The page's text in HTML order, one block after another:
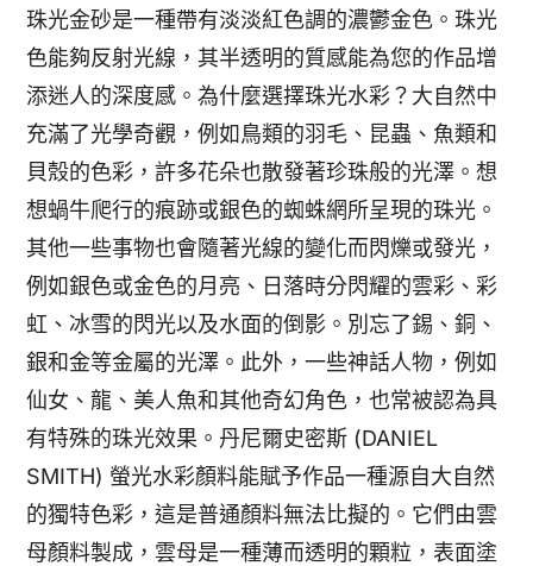
珠光金砂是一種帶有淡淡紅色調的濃鬱金色。珠光
色能夠反射光線，其半透明的質感能為您的作品增
添迷人的深度感。為什麼選擇珠光水彩？大自然中
充滿了光學奇觀，例如鳥類的羽毛、昆蟲、魚類和
貝殼的色彩，許多花朵也散發著珍珠般的光澤。想
想蝸牛爬行的痕跡或銀色的蜘蛛網所呈現的珠光。
其他一些事物也會隨著光線的變化而閃爍或發光，
例如銀色或金色的月亮、日落時分閃耀的雲彩、彩
虹、冰雪的閃光以及水面的倒影。別忘了錫、銅、
銀和金等金屬的光澤。此外，一些神話人物，例如
仙女、龍、美人魚和其他奇幻角色，也常被認為具
有特殊的珠光效果。丹尼爾史密斯 (DANIEL
SMITH) 螢光水彩顏料能賦予作品一種源自大自然
的獨特色彩，這是普通顏料無法比擬的。它們由雲
母顏料製成，雲母是一種薄而透明的顆粒，表面塗